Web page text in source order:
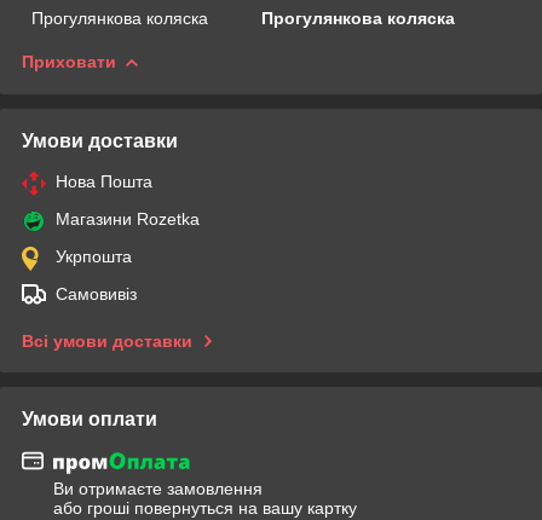
Прогулянкова коляска
Прогулянкова коляска
Приховати
Умови доставки
Нова Пошта
Магазини Rozetka
Укрпошта
Самовивіз
Всі умови доставки
Умови оплати
Ви отримаєте замовлення
або гроші повернуться на вашу картку